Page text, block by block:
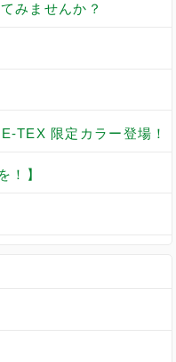
みませんか？
TEX 限定カラー登場！
！】